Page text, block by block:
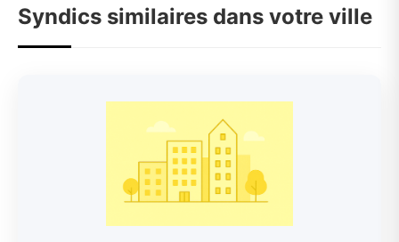
Syndics similaires dans votre ville